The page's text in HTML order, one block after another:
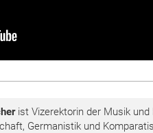
ist Vizerektorin der Musik
Germanistik und